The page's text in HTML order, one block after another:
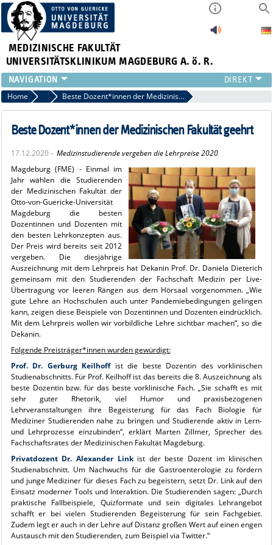
MEDIZINISCHE FAKULTÄT
UNIVERSITÄTSKLINIKUM MAGDEBURG A. ö. R.
INSTITUTE
KLINIKEN
ZENTRALE EINRICHTUNGEN
PRESSE
ÜBER UNS
INTERNATIONAL
INTRANET
Home Archiv 2020 Beste Dozent*innen der Medizinischen Fakultät geehrt
Beste Dozent*innen der Medizinischen Fakultät geehrt
17.12.2020 - Medizinstudierende vergeben die Lehrpreise 2020
Magdeburg (FME) - Einmal im
Jahr wählen die Studierenden
der Medizinischen Fakultät der
Otto-von-Guericke-Universität
Magdeburg die besten
Dozentinnen und Dozenten mit
den besten Lehrkonzepten aus.
Der Preis wird bereits seit 2012
vergeben. Die diesjährige
Auszeichnung mit dem Lehrpreis hat Dekanin Prof. Dr. Daniela Dieterich
gemeinsam mit den Studierenden der Fachschaft Medizin per Live-
Übertragung vor leeren Rängen aus dem Hörsaal vorgenommen. „Wie
gute Lehre an Hochschulen auch unter Pandemiebedingungen gelingen
kann, zeigen diese Beispiele von Dozentinnen und Dozenten eindrücklich.
Mit dem Lehrpreis wollen wir vorbildliche Lehre sichtbar machen“, so die
Dekanin.
Folgende Preisträger*innen wurden gewürdigt:
Prof. Dr. Gerburg Keilhoff ist die beste Dozentin des vorklinischen
Studienabschnitts. Für Prof. Keilhoff ist das bereits die 8. Auszeichnung als
beste Dozentin bzw. für das beste vorklinische Fach. „Sie schafft es mit
sehr guter Rhetorik, viel Humor und praxisbezogenen
Lehrveranstaltungen ihre Begeisterung für das Fach Biologie für
Mediziner Studierenden nahe zu bringen und Studierende aktiv in Lern-
und Lehrprozesse einzubinden“, erklärt Marten Zillmer, Sprecher des
Fachschaftsrates der Medizinischen Fakultät Magdeburg.
Privatdozent Dr. Alexander Linkist der beste Dozent im klinischen
Studienabschnitt. Um Nachwuchs für die Gastroenterologie zu fördern
und junge Mediziner für dieses Fach zu begeistern, setzt Dr. Link auf den
Einsatz moderner Tools und Interaktion. Die Studierenden sagen: „Durch
praktische Fallbeispiele, Quizformate und sein digitales Lehrangebot
schafft er bei vielen Studierenden Begeisterung für sein Fachgebiet.
Zudem legt er auch in der Lehre auf Distanz großen Wert auf einen engen
Austausch mit den Studierenden, zum Beispiel via Twitter.“